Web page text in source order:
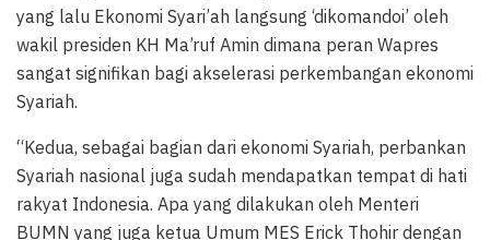
yang lalu Ekonomi Syari’ah langsung ‘dikomandoi’ oleh
wakil presiden KH Ma’ruf Amin dimana peran Wapres
sangat signifikan bagi akselerasi perkembangan ekonomi
Syariah.
“Kedua, sebagai bagian dari ekonomi Syariah, perbankan
Syariah nasional juga sudah mendapatkan tempat di hati
rakyat Indonesia. Apa yang dilakukan oleh Menteri
BUMN yang juga ketua Umum MES Erick Thohir dengan